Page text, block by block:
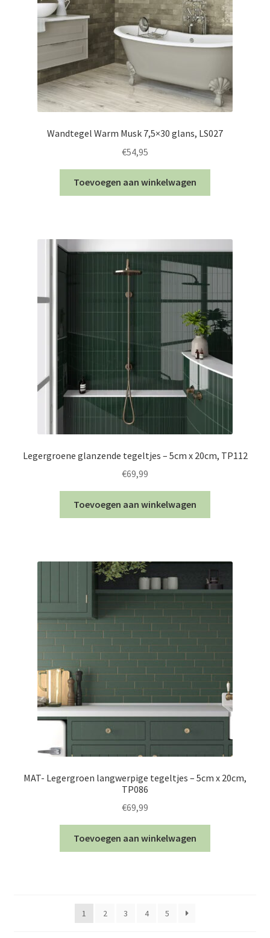
Wandtegel Warm Musk 7,5×30 glans, LS027
€54,95
Toevoegen aan winkelwagen
Legergroene glanzende tegeltjes – 5cm x 20cm, TP112
€69,99
Toevoegen aan winkelwagen
MAT- Legergroen langwerpige tegeltjes – 5cm x 20cm,
TP086
€69,99
Toevoegen aan winkelwagen
1 2 3 4 5